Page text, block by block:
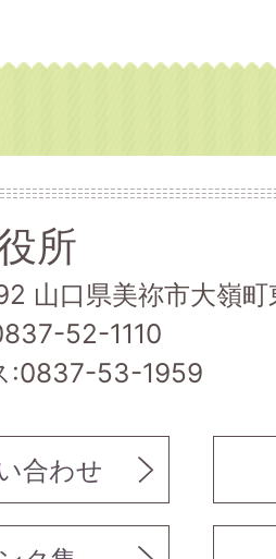
所
山口県美祢市大嶺
52-1110
:0837-53-1959
合わせ